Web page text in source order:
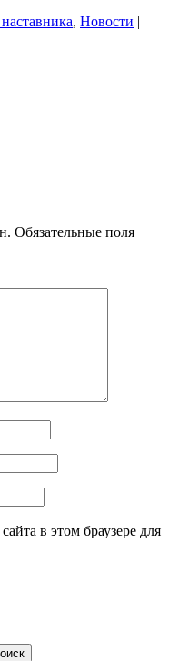
, Новости |
Обязательные поля
в этом браузере для